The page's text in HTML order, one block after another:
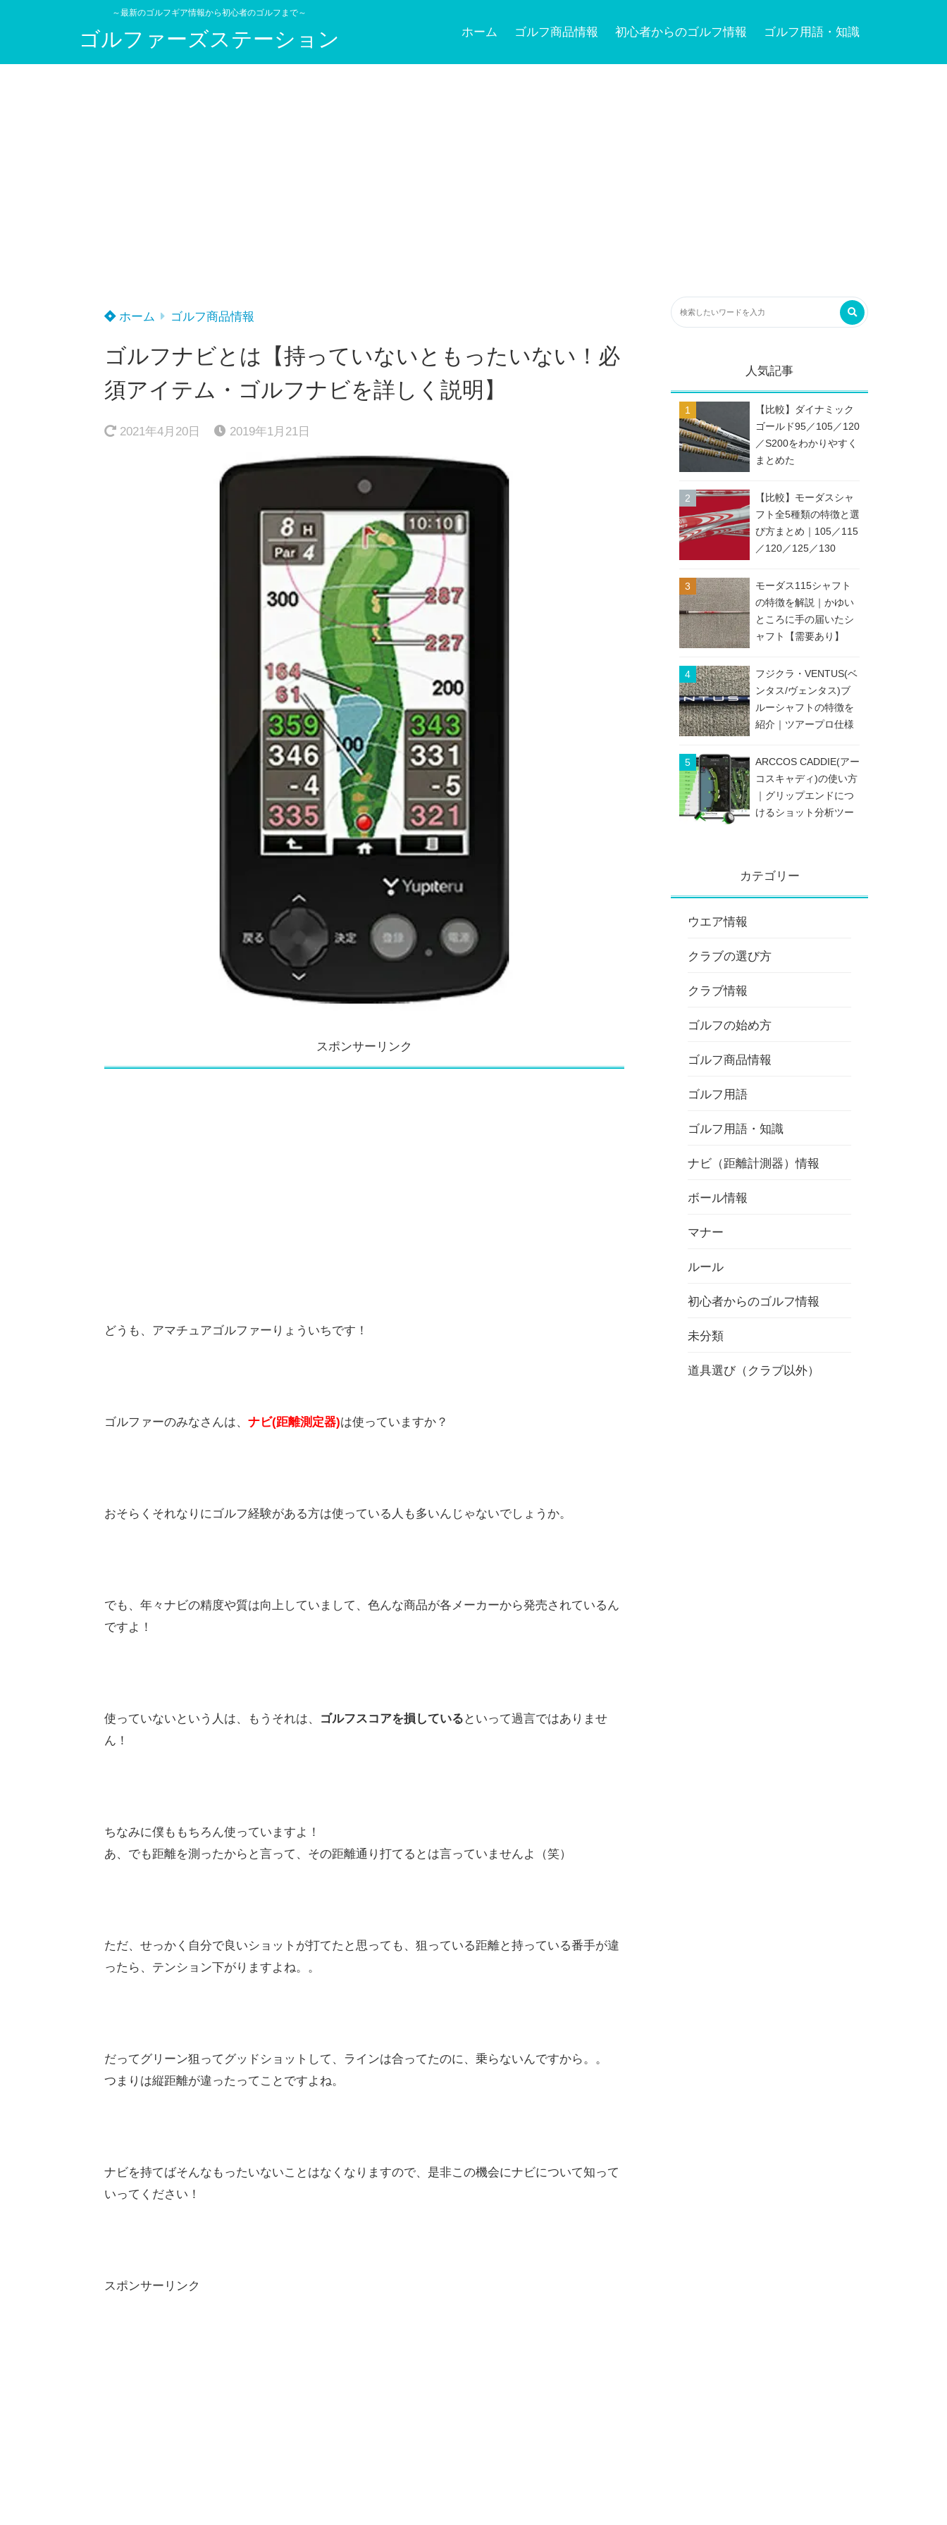
～最新のゴルフギア情報から初心者のゴルフまで～
ゴルファーズステーション ホーム ゴルフ商品情報 初心者からのゴルフ情報 ゴルフ用語・知識
ホーム ゴルフ商品情報
ゴルフナビとは【持っていないともったいない！必
須アイテム・ゴルフナビを詳しく説明】
2021年4月20日 2019年1月21日
スポンサーリンク
どうも、アマチュアゴルファーりょういちです！
ゴルファーのみなさんは、 ナビ(距離測定器)は使っていますか？
おそらくそれなりにゴルフ経験がある方は使っている人も多いんじゃないでしょうか。
でも、年々ナビの精度や質は向上していまして、色んな商品が各メーカーから発売されているん
ですよ！
使っていないという人は、もうそれは、 ゴルフスコアを損している といって過言ではありませ
ん！
ちなみに僕ももちろん使っていますよ！
あ、でも距離を測ったからと言って、その距離通り打てるとは言っていませんよ（笑）
ただ、せっかく自分で良いショットが打てたと思っても、狙っている距離と持っている番手が違
ったら、テンション下がりますよね。。
だってグリーン狙ってグッドショットして、ラインは合ってたのに、乗らないんですから。。
つまりは縦距離が違ったってことですよね。
ナビを持てばそんなもったいないことはなくなりますので、是非この機会にナビについて知って
いってください！
スポンサーリンク
人気記事
【比較】ダイナミック
ゴールド95／105／120
／S200をわかりやすく
まとめた
【比較】モーダスシャ
フト全5種類の特徴と選
び方まとめ｜105／115
／120／125／130
モーダス115シャフト
の特徴を解説｜かゆい
ところに手の届いたシ
ャフト【需要あり】
フジクラ・VENTUS(ベ
ンタス/ヴェンタス)ブ
ルーシャフトの特徴を
紹介｜ツアープロ仕様
ARCCOS CADDIE(アー
コスキャディ)の使い方
｜グリップエンドにつ
けるショット分析ツー
カテゴリー
ウエア情報
クラブの選び方
クラブ情報
ゴルフの始め方
ゴルフ商品情報
ゴルフ用語
ゴルフ用語・知識
ナビ（距離計測器）情報
ボール情報
マナー
ルール
初心者からのゴルフ情報
未分類
道具選び（クラブ以外）